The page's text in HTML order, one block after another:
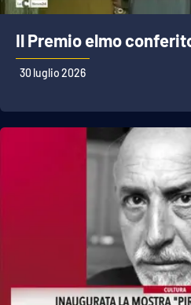
Il Premio elmo
30 luglio 2026